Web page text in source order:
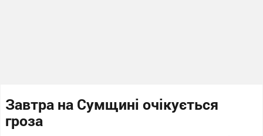
Завтра на Сумщині очікується
гроза